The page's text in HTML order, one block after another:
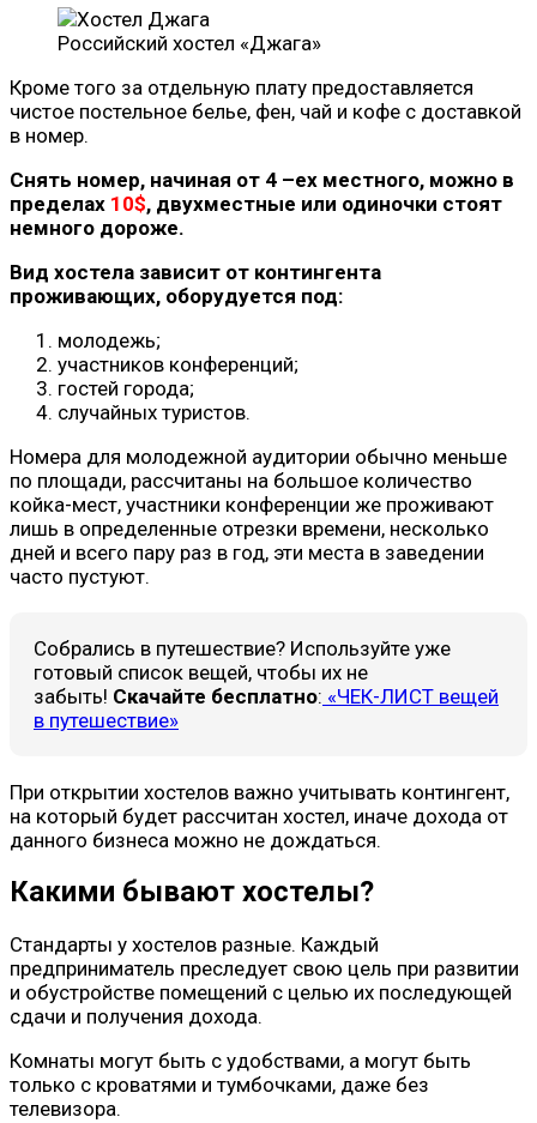
Российский хостел «Джага»
Кроме того за отдельную плату предоставляется
чистое постельное белье, фен, чай и кофе с доставкой
в номер.
Снять номер, начиная от 4 –ех местного, можно в
пределах 10$, двухместные или одиночки стоят
немного дороже.
Вид хостела зависит от контингента
проживающих, оборудуется под:
молодежь;
участников конференций;
гостей города;
случайных туристов.
Номера для молодежной аудитории обычно меньше
по площади, рассчитаны на большое количество
койка-мест, участники конференции же проживают
лишь в определенные отрезки времени, несколько
дней и всего пару раз в год, эти места в заведении
часто пустуют.
Собрались в путешествие? Используйте уже
готовый список вещей, чтобы их не
забыть! Скачайте бесплатно: «ЧЕК-ЛИСТ вещей
в путешествие»
При открытии хостелов важно учитывать контингент,
на который будет рассчитан хостел, иначе дохода от
данного бизнеса можно не дождаться.
Какими бывают хостелы?
Стандарты у хостелов разные. Каждый
предприниматель преследует свою цель при развитии
и обустройстве помещений с целью их последующей
сдачи и получения дохода.
Комнаты могут быть с удобствами, а могут быть
только с кроватями и тумбочками, даже без
телевизора.